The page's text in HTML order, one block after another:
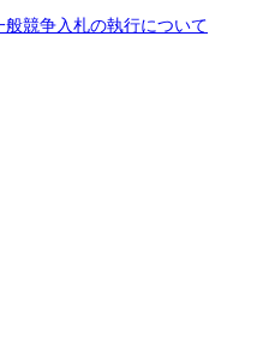
競争入札の執行について